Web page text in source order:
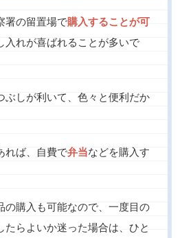
署の留置場で購入することが可
入れが喜ばれることが多いで
ぶしが利いて、色々と便利だか
れば、自費で弁当などを購入す
の購入も可能なので、一度目の
たらよいか迷った場合は、ひと